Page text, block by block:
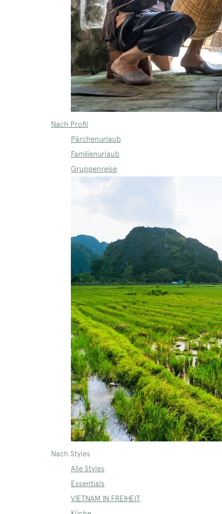
Nach Profil
Pärchenurlaub
Familienurlaub
Gruppenreise
Nach Styles
Alle Styles
Essentials
VIETNAM IN FREIHEIT